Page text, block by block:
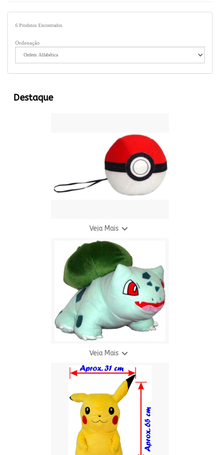
6 Produtos Encontrados
Ordenação
Destaque
Veja Mais 
Pelúcia Bola Vermelha e Branca
R$ 28,00
Veja Mais 
Pelúcia Bulbasauro Gigante Pokémon
9 X R$ 20,36